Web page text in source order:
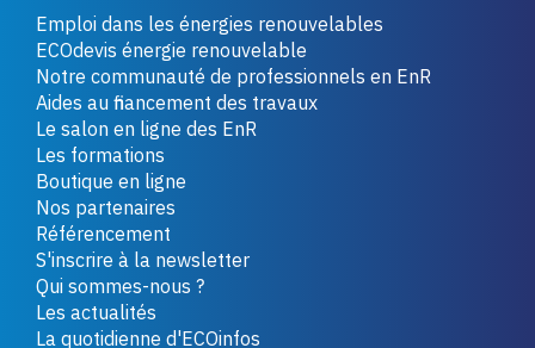
Emploi dans les énergies renouvelables
ECOdevis énergie renouvelable
Notre communauté de professionnels en EnR
Aides au financement des travaux
Le salon en ligne des EnR
Les formations
Boutique en ligne
Nos partenaires
Référencement
S'inscrire à la newsletter
Qui sommes-nous ?
Les actualités
La quotidienne d'ECOinfos